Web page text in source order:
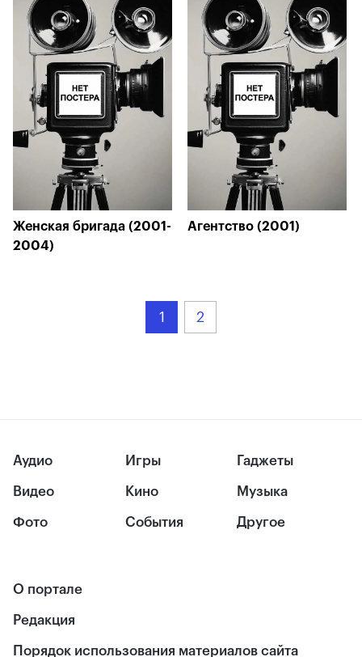
Женская бригада (2001-
2004)
Агентство (2001)
1 2
Аудио
Видео
Фото
Игры
Кино
События
Гаджеты
Музыка
Другое
О портале
Редакция
Порядок использования материалов сайта